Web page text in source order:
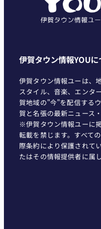
伊賀タウン情報YOUに
伊賀タウン情報ユーは、
スタイル、音楽、エンタ
賀地域の"今"を配信する
賀と名張の最新ニュース
※伊賀タウン情報ユーに
転載を禁じます。すべて
際条約により保護されて
たはその情報提供者に属し